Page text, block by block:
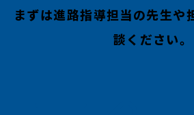
まずは進路指導担当の先生や
談ください。